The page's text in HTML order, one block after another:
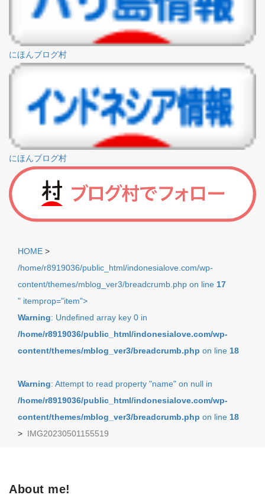
にほんブログ村
にほんブログ村
HOME >
/home/r8919036/public_html/indonesialove.com/wp-
content/themes/mblog_ver3/breadcrumb.php on line 17
" itemprop="item">
Warning: Undefined array key 0 in
/home/r8919036/public_html/indonesialove.com/wp-
content/themes/mblog_ver3/breadcrumb.php on line 18
Warning: Attempt to read property "name" on null in
/home/r8919036/public_html/indonesialove.com/wp-
content/themes/mblog_ver3/breadcrumb.php on line 18
> IMG20230501155519
About me!